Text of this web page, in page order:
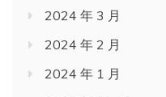
2024 年 3 月
2024 年 2 月
2024 年 1 月